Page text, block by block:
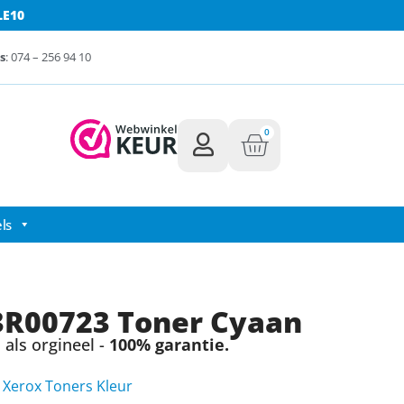
: 074 – 256 94 10
0
Toner Cyaan
orgineel - 100% garantie.
Xerox Toners Kleur